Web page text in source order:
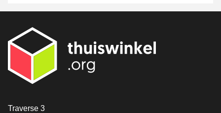
[_General:Contact]
Traverse 3